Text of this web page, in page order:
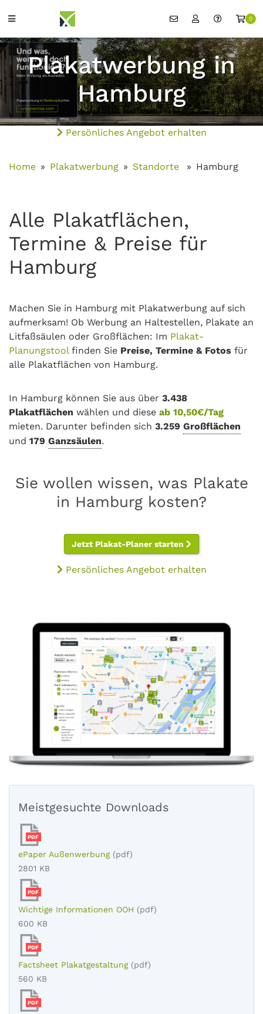
0
Plakatwerbung in
Hamburg
Persönliches Angebot erhalten
Home Plakatwerbung Standorte Hamburg
Alle Plakatflächen,
Termine & Preise für
Hamburg
Machen Sie in Hamburg mit Plakatwerbung auf sich
aufmerksam! Ob Werbung an Haltestellen, Plakate an
Litfaßsäulen oder Großflächen: Im Plakat-
Planungstoolfinden Sie Preise, Termine & Fotos für
alle Plakatflächen von Hamburg.
In Hamburg können Sie aus über 3.438
Plakatflächen wählen und diese ab 10,50€/Tag
mieten. Darunter befinden sich 3.259 Großflächen
und 179 Ganzsäulen.
Sie wollen wissen, was Plakate
in Hamburg kosten?
Jetzt Plakat-Planer starten
Persönliches Angebot erhalten
Meistgesuchte Downloads
PDF
ePaper Außenwerbung (pdf)
2801 KB
PDF
Wichtige Informationen OOH (pdf)
600 KB
PDF
Factsheet Plakatgestaltung (pdf)
560 KB
PDF